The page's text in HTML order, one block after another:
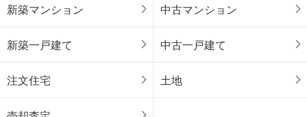
新築マンション 中古マンション
新築一戸建て 中古一戸建て
注文住宅 土地